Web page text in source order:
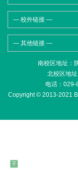
— 校外链接 —
— 其他链接 —
南校区地址：
北校区地
电话：029-
Copyright © 2013-2021